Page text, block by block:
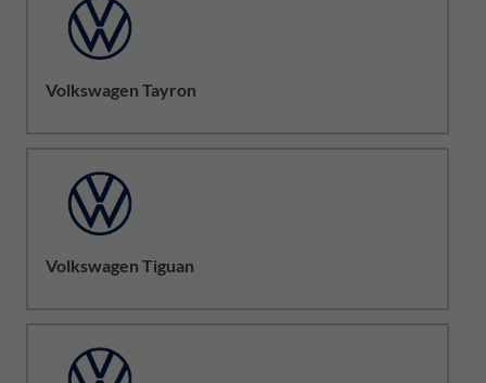
Volkswagen Tayron
Volkswagen Tiguan